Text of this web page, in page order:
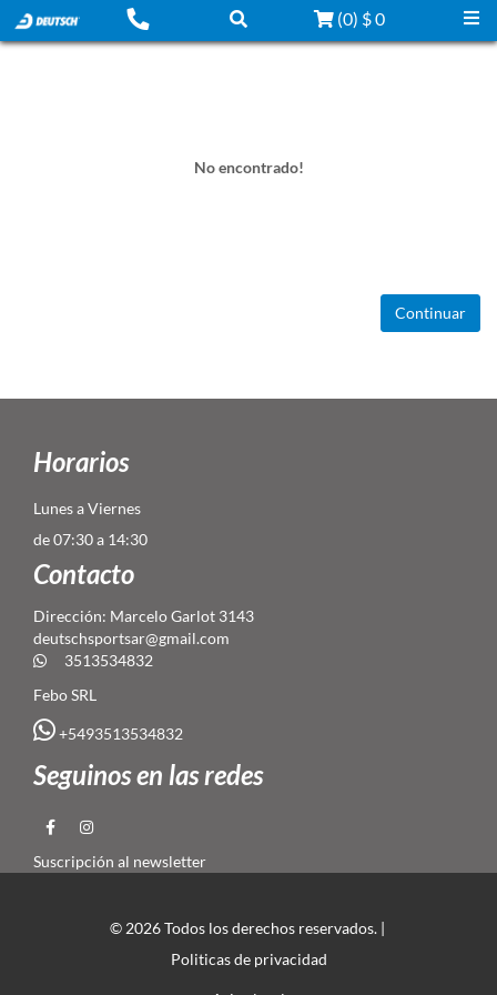
(0) $ 0
No encontrado!
Continuar
Horarios
Lunes a Viernes
de 07:30 a 14:30
Contacto
Dirección: Marcelo Garlot 3143
deutschsportsar@gmail.com
3513534832
Febo SRL
+5493513534832
Seguinos en las redes
Suscripción al newsletter
© 2026 Todos los derechos reservados. |
Politicas de privacidad